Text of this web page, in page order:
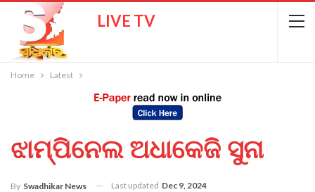
LIVE TV
Home Latest
ଝାମ୍ପିନେଲ ଅଧାକେଜି ସୁନା
By Swadhikar News Last updated Dec 9, 2024